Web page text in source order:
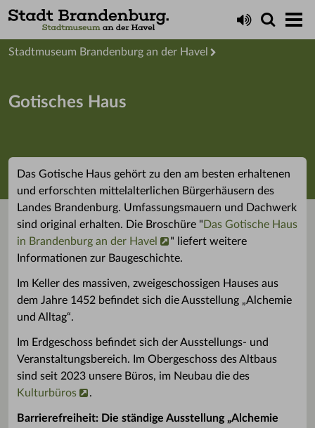
Startseite
Stadtmuseum Brandenburg an der Havel
Gotisches Haus
Das Gotische Haus gehört zu den am besten erhaltenen
und erforschten mittelalterlichen Bürgerhäusern des
Landes Brandenburg. Umfassungsmauern und Dachwerk
sind original erhalten. Die Broschüre " Das Gotische Haus
in Brandenburg an der Havel
" liefert weitere
Informationen zur Baugeschichte.
Im Keller des massiven, zweigeschossigen Hauses aus
dem Jahre 1452 befindet sich die Ausstellung „Alchemie
und Alltag“.
Im Erdgeschoss befindet sich der Ausstellungs- und
Veranstaltungsbereich. Im Obergeschoss des Altbaus
sind seit 2023 unsere Büros, im Neubau die des
Kulturbüros
.
Barrierefreiheit: Die ständige Ausstellung „Alchemie